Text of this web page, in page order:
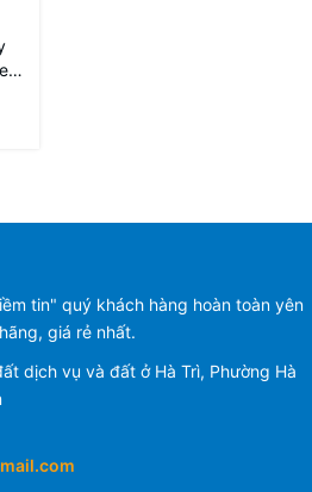
tin" quý khách hàng hoàn toàn yên
giá rẻ nhất.
dịch vụ và đất ở Hà Trì, Phường Hà